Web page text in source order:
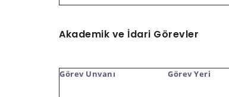
Akademik ve İdari Görevler
Görev Unvanı Görev Yeri